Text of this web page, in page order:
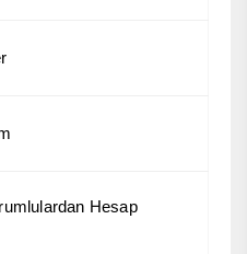
Hesap